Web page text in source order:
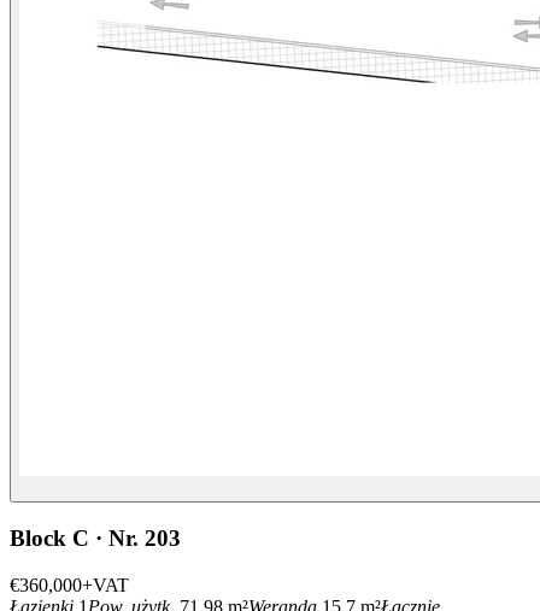
Block C · Nr. 203
€360,000+VAT
Łazienki 1 Pow. użytk. 71.98 m²Weranda 15.7 m²Łącznie